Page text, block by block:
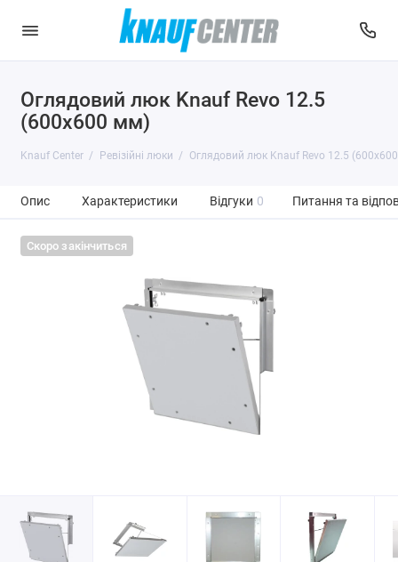
Оглядовий люк Knauf Revo 12.5
(600x600 мм)
Knauf Center Ревізійні люки Оглядовий люк Knauf Revo 12.5
Опис Характеристики Відгуки 0 Питання та
Скоро закінчиться